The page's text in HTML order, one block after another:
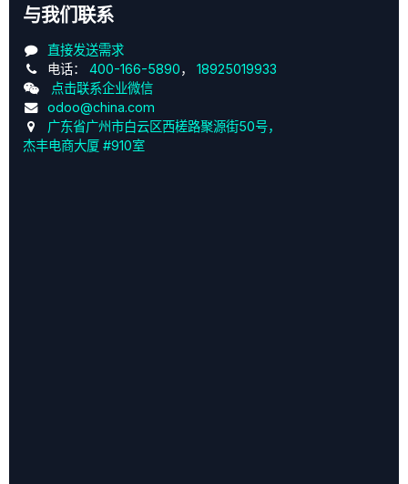
与我们联系
直接发送需求
电话： 400-166-5890， 18925019933
点击联系企业微信
odoo@china.com
广东省广州市白云区西槎路聚源街50号，
杰丰电商大厦 #910室